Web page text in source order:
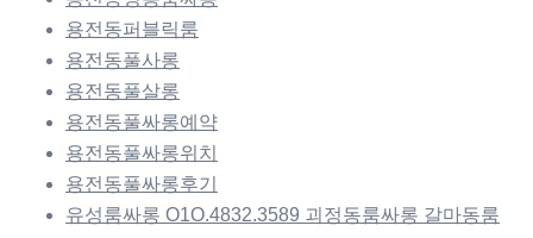
용전동퍼블릭룸
용전동풀사롱
용전동풀살롱
용전동풀싸롱예약
용전동풀싸롱위치
용전동풀싸롱후기
유성룸싸롱 O1O.4832.3589 괴정동룸싸롱 갈마동룸